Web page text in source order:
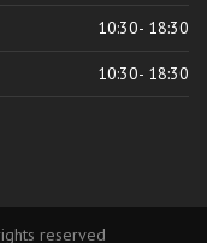
10:30- 18:30
10:30- 18:30
reserved